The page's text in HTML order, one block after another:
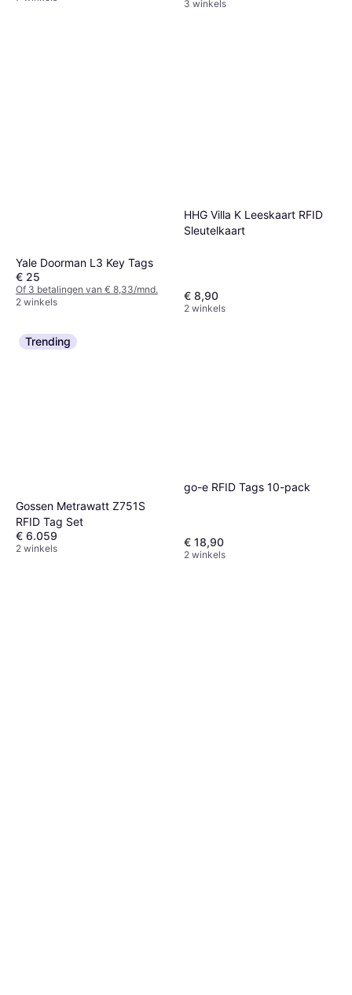
3 winkels
Yale Doorman L3 Key Tags
€ 25
Of 3 betalingen van € 8,33/mnd.
2 winkels
HHG Villa K Leeskaart RFID
Sleutelkaart
€ 8,90
2 winkels
Trending
Gossen Metrawatt Z751S
RFID Tag Set
€ 6.059
2 winkels
go-e RFID Tags 10-pack
€ 18,90
2 winkels